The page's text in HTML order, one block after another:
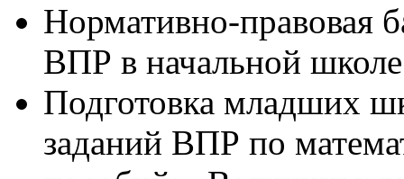
Нормативно-правовая
ВПР в начальной
Подготовка младших
заданий ВПР по